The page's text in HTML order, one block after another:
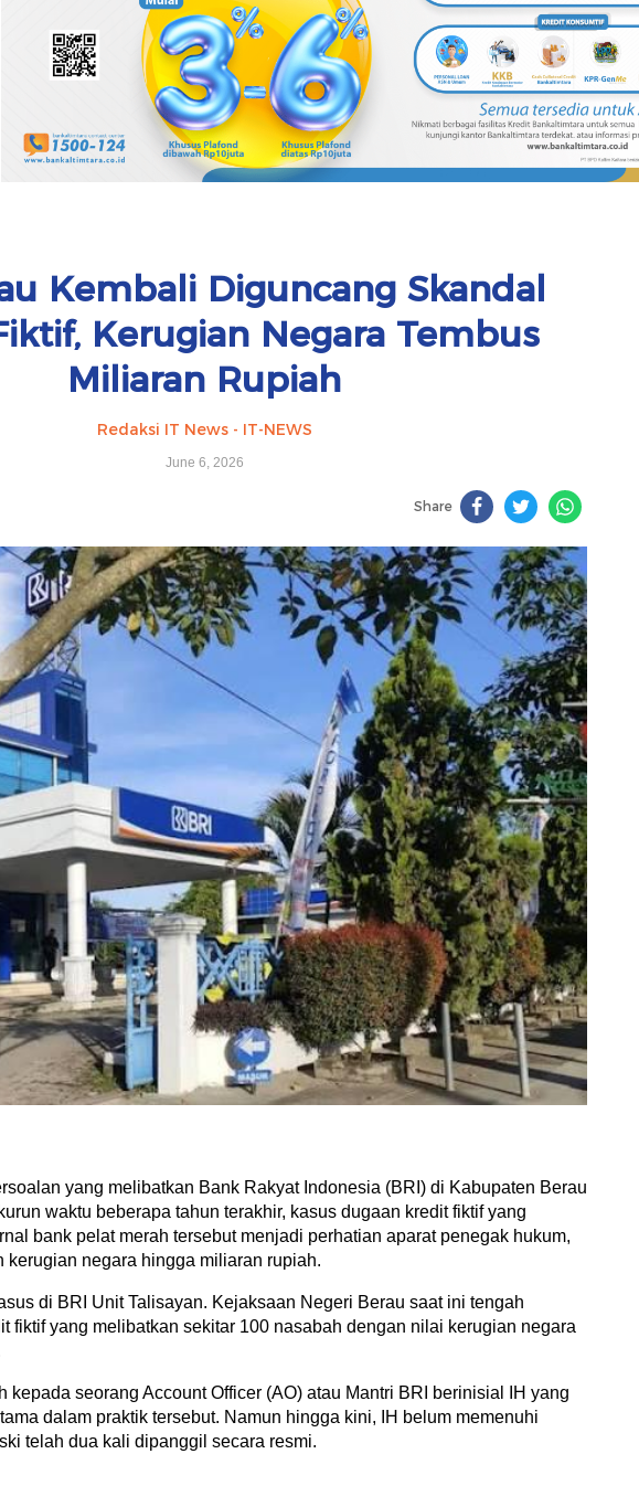
Kembali Diguncang Skandal
Kerugian Negara Tembus
Miliaran Rupiah
Redaksi IT News - IT-NEWS
June 6, 2026
Share
yang melibatkan Bank Rakyat Indonesia (BRI) di Kabupaten Berau
waktu beberapa tahun terakhir, kasus dugaan kredit fiktif yang
bank pelat merah tersebut menjadi perhatian aparat penegak hukum,
kerugian negara hingga miliaran rupiah.
di BRI Unit Talisayan. Kejaksaan Negeri Berau saat ini tengah
fiktif yang melibatkan sekitar 100 nasabah dengan nilai kerugian negara
kepada seorang Account Officer (AO) atau Mantri BRI berinisial IH yang
dalam praktik tersebut. Namun hingga kini, IH belum memenuhi
telah dua kali dipanggil secara resmi.